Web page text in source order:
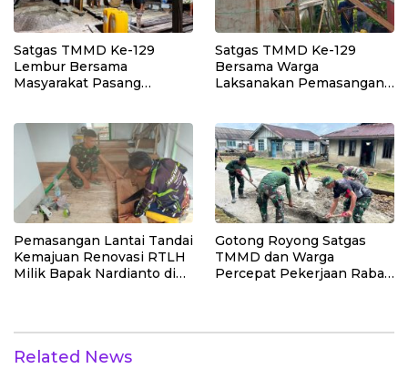
Satgas TMMD Ke-129
Lembur Bersama
Masyarakat Pasang
Satgas TMMD Ke-129
Bersama Warga
Laksanakan Pemasangan
Pemasangan Lantai Tandai
Kemajuan Renovasi RTLH
Milik Bapak Nardianto di
Gotong Royong Satgas
TMMD dan Warga
Percepat Pekerjaan Rabat
Related News